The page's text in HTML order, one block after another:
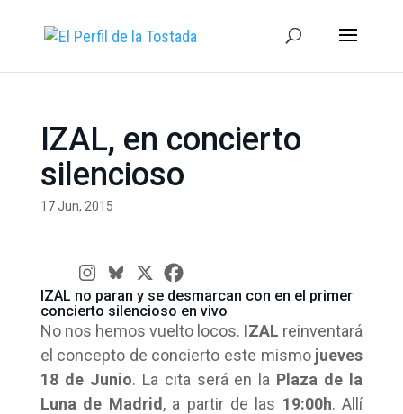
IZAL, en concierto
silencioso
17 Jun, 2015
IZAL no paran y se desmarcan con en el primer
concierto silencioso en vivo
No nos hemos vuelto locos. IZAL reinventará
el concepto de concierto este mismo jueves
18 de Junio. La cita será en la Plaza de la
Luna de Madrid , a partir de las 19:00h. Allí